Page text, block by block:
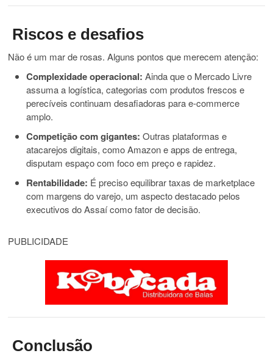
Riscos e desafios
Não é um mar de rosas. Alguns pontos que merecem atenção:
Complexidade operacional: Ainda que o Mercado Livre
assuma a logística, categorias com produtos frescos e
perecíveis continuam desafiadoras para e-commerce
amplo.
Competição com gigantes: Outras plataformas e
atacarejos digitais, como Amazon e apps de entrega,
disputam espaço com foco em preço e rapidez.
Rentabilidade: É preciso equilibrar taxas de marketplace
com margens do varejo, um aspecto destacado pelos
executivos do Assaí como fator de decisão.
PUBLICIDADE
Conclusão